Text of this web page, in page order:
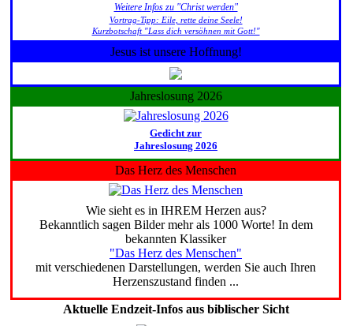
Weitere Infos zu "Christ werden"
Vortrag-Tipp: Eile, rette deine Seele!
Kurzbotschaft "Lass dich versöhnen mit Gott!"
Jesus ist unsere Hoffnung!
Jahreslosung 2026
Gedicht zur
Jahreslosung 2026
Das Herz des Menschen
Wie sieht es in IHREM Herzen aus?
Bekanntlich sagen Bilder mehr als 1000 Worte! In dem
bekannten Klassiker
"Das Herz des Menschen"
mit verschiedenen Darstellungen, werden Sie auch Ihren
Herzenszustand finden ...
Aktuelle Endzeit-Infos aus biblischer Sicht